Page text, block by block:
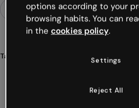
Tags
communiqué
options according to your
browsing habits. You can
in the cookies policy.
Settings
Reject All